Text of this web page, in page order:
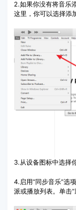
2.如果你没有将音乐
这里，你可以选择添
3.从设备图标中选择
4.启用“同步音乐”选
派或播放列表。单击“